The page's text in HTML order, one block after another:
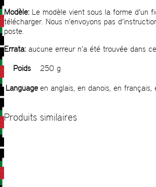
Modèle: Le modèle vient sous la forme d’un
télécharger. Nous n’envoyons pas
poste.
Errata: aucune erreur n’a été trouvée dans
Poids
250 g
Language en anglais, en danois, en français,
Produits similaires